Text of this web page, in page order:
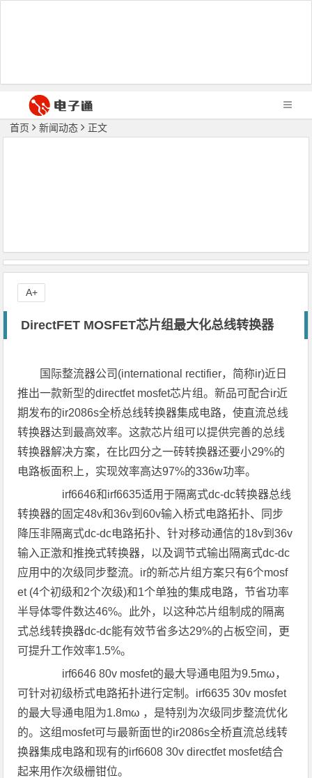
首页 新闻动态 正文
DirectFET MOSFET芯片组最大化总线转换器
国际整流器公司(international rectifier，简称ir)近日
推出一款新型的directfet mosfet芯片组。新品可配合ir近
期发布的ir2086s全桥总线转换器集成电路，使直流总线
转换器达到最高效率。这款芯片组可以提供完善的总线
转换器解决方案，在比四分之一砖转换器还要小29%的
电路板面积上，实现效率高达97%的336w功率。
irf6646和irf6635适用于隔离式dc-dc转换器总线
转换器的固定48v和36v到60v输入桥式电路拓扑、同步
降压非隔离式dc-dc电路拓扑、针对移动通信的18v到36v
输入正激和推挽式转换器，以及调节式输出隔离式dc-dc
应用中的次级同步整流。ir的新芯片组方案只有6个mosf
et (4个初级和2个次级)和1个单独的集成电路，节省功率
半导体零件数达46%。此外，以这种芯片组制成的隔离
式总线转换器dc-dc能有效节省多达29%的占板空间，更
可提升工作效率1.5%。
irf6646 80v mosfet的最大导通电阻为9.5mω，
可针对初级桥式电路拓扑进行定制。irf6635 30v mosfet
的最大导通电阻为1.8mω ，是特别为次级同步整流优化
的。这组mosfet可与最新面世的ir2086s全桥直流总线转
换器集成电路和现有的irf6608 30v directfet mosfet结合
起来用作次级栅钳位。
A+